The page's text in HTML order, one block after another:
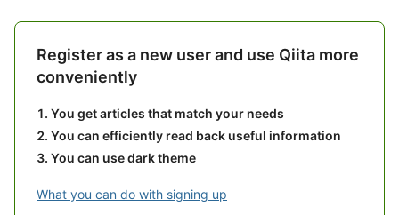
Register as a new user and use Qiita more
conveniently
You get articles that match your needs
You can efficiently read back useful information
You can use dark theme
What you can do with signing up